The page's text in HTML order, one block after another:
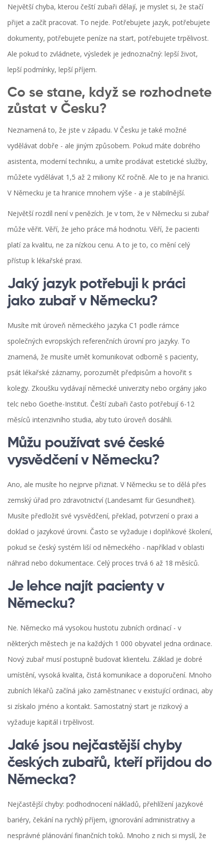
Největší chyba, kterou čeští zubaři dělají, je myslet si, že stačí
přijet a začít pracovat. To nejde. Potřebujete jazyk, potřebujete
dokumenty, potřebujete peníze na start, potřebujete trpělivost.
Ale pokud to zvládnete, výsledek je jednoznačný: lepší život,
lepší podmínky, lepší příjem.
Co se stane, když se rozhodnete
zůstat v Česku?
Neznamená to, že jste v západu. V Česku je také možné
vydělávat dobře - ale jiným způsobem. Pokud máte dobrého
asistenta, moderní techniku, a umíte prodávat estetické služby,
můžete vydělávat 1,5 až 2 miliony Kč ročně. Ale to je na hranici.
V Německu je ta hranice mnohem výše - a je stabilnější.
Největší rozdíl není v penězích. Je v tom, že v Německu si zubař
může věřit. Věří, že jeho práce má hodnotu. Věří, že pacienti
platí za kvalitu, ne za nízkou cenu. A to je to, co mění celý
přístup k lékařské praxi.
Jaký jazyk potřebuji k práci
jako zubař v Německu?
Musíte mít úroveň německého jazyka C1 podle rámce
společných evropských referenčních úrovní pro jazyky. To
znamená, že musíte umět komunikovat odborně s pacienty,
psát lékařské záznamy, porozumět předpisům a hovořit s
kolegy. Zkoušku vydávají německé univerzity nebo orgány jako
telc nebo Goethe-Institut. Čeští zubaři často potřebují 6-12
měsíců intenzivního studia, aby tuto úroveň dosáhli.
Můžu používat své české
vysvědčení v Německu?
Ano, ale musíte ho nejprve přiznat. V Německu se to dělá přes
zemský úřad pro zdravotnictví (Landesamt für Gesundheit).
Musíte předložit své vysvědčení, překlad, potvrzení o praxi a
doklad o jazykové úrovni. Často se vyžaduje i doplňkové školení,
pokud se český systém liší od německého - například v oblasti
náhrad nebo dokumentace. Celý proces trvá 6 až 18 měsíců.
Je lehce najít pacienty v
Německu?
Ne. Německo má vysokou hustotu zubních ordinací - v
některých městech je na každých 1 000 obyvatel jedna ordinace.
Nový zubař musí postupně budovat klientelu. Základ je dobré
umístění, vysoká kvalita, čistá komunikace a doporučení. Mnoho
zubních lékařů začíná jako zaměstnanec v existující ordinaci, aby
si získalo jméno a kontakt. Samostatný start je rizikový a
vyžaduje kapitál i trpělivost.
Jaké jsou nejčastější chyby
českých zubařů, kteří přijdou do
Německa?
Nejčastější chyby: podhodnocení nákladů, přehlížení jazykové
bariéry, čekání na rychlý příjem, ignorování administrativy a
nesprávné plánování finančních toků. Mnoho z nich si myslí, že